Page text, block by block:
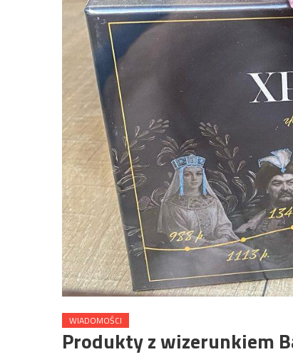
WIADOMOŚCI
Produkty z wizerunkiem